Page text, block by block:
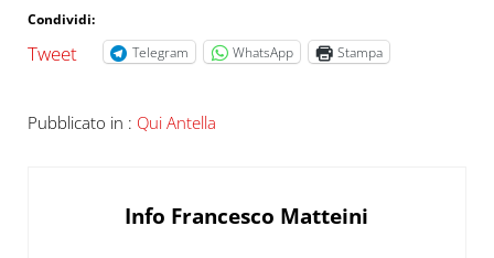
Condividi:
Tweet Telegram WhatsApp Stampa
Pubblicato in : Qui Antella
Info Francesco Matteini